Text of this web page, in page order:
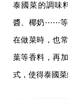
泰國菜的調味
醬、椰奶⋯⋯等
在做菜時，也
葉等香料，再
式，使得泰國菜